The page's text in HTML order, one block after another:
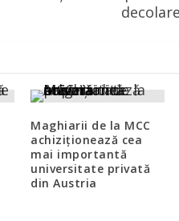
Maghiarii de la MCC
achiziţionează cea
mai importantă
universitate privată
din Austria